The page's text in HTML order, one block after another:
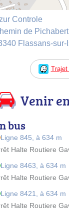
Controle
de
Flassans-sur-
Trajet
Venir
bus
Ligne 845, à 634 m
Halte Routiere
Ligne 8463, à 634 m
Halte Routiere
Ligne 8421, à 634 m
Halte Routiere